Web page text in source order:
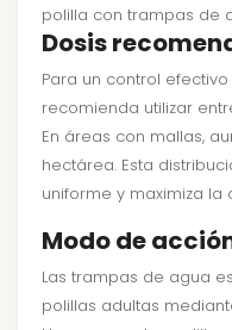
polilla con trampas de
Dosis
Para un control
recomienda utilizar
En áreas con mallas,
hectárea. Esta
uniforme y maximiza la
Modo de
Las trampas de agua
polillas adultas